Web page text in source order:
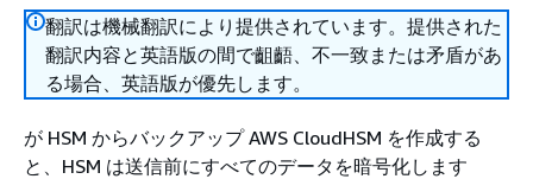
翻訳は機械翻訳により提供されています。提供された
翻訳内容と英語版の間で齟齬、不一致または矛盾があ
る場合、英語版が優先します。
が HSM からバックアップ AWS CloudHSM を作成する
と、HSM は送信前にすべてのデータを暗号化します